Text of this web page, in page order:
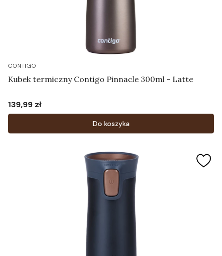
CONTIGO
Kubek termiczny Contigo Pinnacle 300ml - Latte
Cena
139,99 zł
Do koszyka